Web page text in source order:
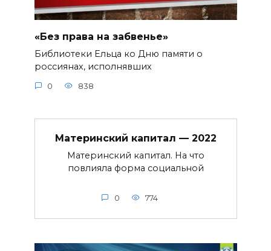
«Без права на забвенье»
Библиотеки Ельца ко Дню памяти о
россиянах, исполнявших
0 838
Материнский капитал — 2022
Материнский капитал. На что
повлияла форма социальной
0 774